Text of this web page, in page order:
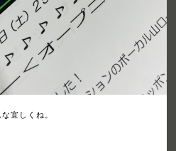
宜しくね。